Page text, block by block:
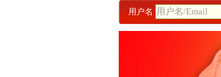
用户名